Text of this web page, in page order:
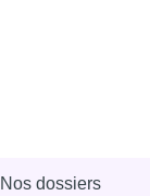
Nos dossiers